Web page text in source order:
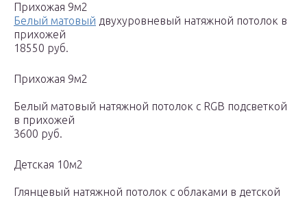
Прихожая 9м2
Белый матовый двухуровневый натяжной потолок в
прихожей
18550 руб.
Прихожая 9м2
Белый матовый натяжной потолок с RGB подсветкой
в прихожей
3600 руб.
Детская 10м2
Глянцевый натяжной потолок с облаками в детской